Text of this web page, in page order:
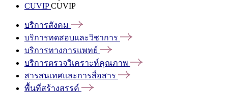
CUVIPCUVIP
บริการสังคม
บริการทดสอบและวิชาการ
บริการทางการแพทย์
บริการตรวจวิเคราะห์คุณภาพ
สารสนเทศและการสื่อสาร
พื้นที่สร้างสรรค์